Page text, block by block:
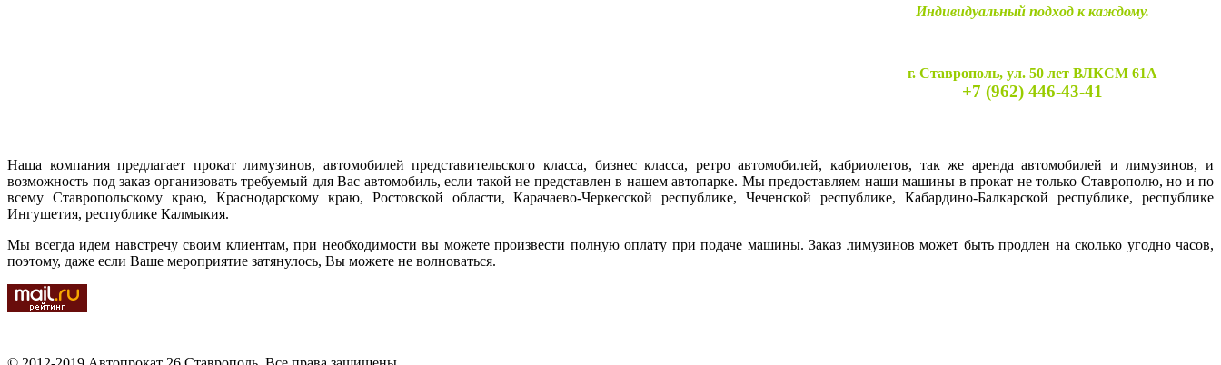
Индивидуальный подход к каждому.
г. Ставрополь, ул. 50 лет ВЛКСМ 61А
+7 (962) 446-43-41
Наша компания предлагает прокат лимузинов, автомобилей представительского класса, бизнес класса, ретро автомобилей, кабриолетов, так же аренда автомобилей и лимузинов, и
возможность под заказ организовать требуемый для Вас автомобиль, если такой не представлен в нашем автопарке. Мы предоставляем наши машины в прокат не только Ставрополю, но и по
всему Ставропольскому краю, Краснодарскому краю, Ростовской области, Карачаево-Черкесской республике, Чеченской республике, Кабардино-Балкарской республике, республике
Ингушетия, республике Калмыкия.
Мы всегда идем навстречу своим клиентам, при необходимости вы можете произвести полную оплату при подаче машины. Заказ лимузинов может быть продлен на сколько угодно часов,
поэтому, даже если Ваше мероприятие затянулось, Вы можете не волноваться.